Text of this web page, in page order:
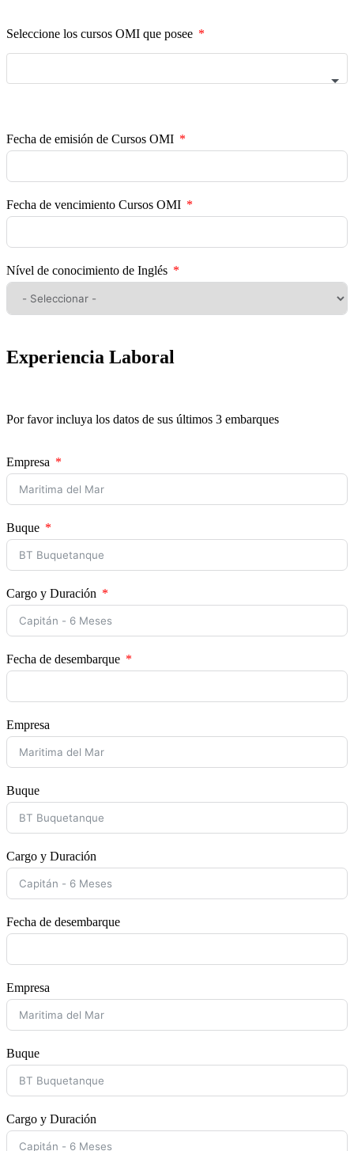
Seleccione los cursos OMI que posee
Fecha de emisión de Cursos OMI
Fecha de vencimiento Cursos OMI
Nível de conocimiento de Inglés
Experiencia Laboral
Por favor incluya los datos de sus últimos 3 embarques
Empresa
Buque
Cargo y Duración
Fecha de desembarque
Empresa
Buque
Cargo y Duración
Fecha de desembarque
Empresa
Buque
Cargo y Duración